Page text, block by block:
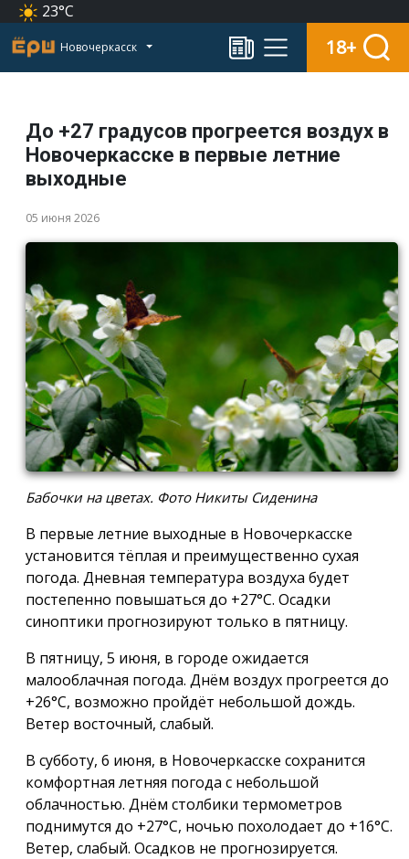
23°C
Новочеркасск 18+
До +27 градусов прогреется воздух в
Новочеркасске в первые летние
выходные
05 июня 2026
Бабочки на цветах. Фото Никиты Сиденина
В первые летние выходные в Новочеркасске
установится тёплая и преимущественно сухая
погода. Дневная температура воздуха будет
постепенно повышаться до +27°C. Осадки
синоптики прогнозируют только в пятницу.
В пятницу, 5 июня, в городе ожидается
малооблачная погода. Днём воздух прогреется до
+26°C, возможно пройдёт небольшой дождь.
Ветер восточный, слабый.
В субботу, 6 июня, в Новочеркасске сохранится
комфортная летняя погода с небольшой
облачностью. Днём столбики термометров
поднимутся до +27°C, ночью похолодает до +16°C.
Ветер, слабый. Осадков не прогнозируется.